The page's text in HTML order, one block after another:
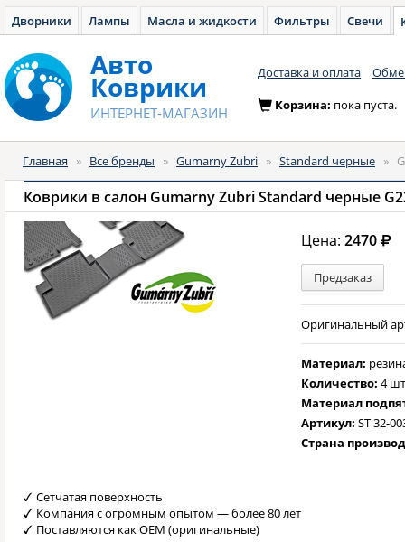
Дворники Лампы Масла и жидкости Фильтры Свечи
Авто
Коврики
ИНТЕРНЕТ-МАГАЗИН
Доставка и оплата
Корзина: пока пуста.
Главная » Все бренды » Gumarny Zubri » Standard черные »
Коврики в салон Gumarny Zubri Standard черные
Цена:2470
Предзаказ
Оригинальный
Материал:
Количество:4
Материал
Артикул:ST 32-
Страна
Сетчатая поверхность
Компания с огромным опытом — более 80 лет
Поставляются как OEM (оригинальные)